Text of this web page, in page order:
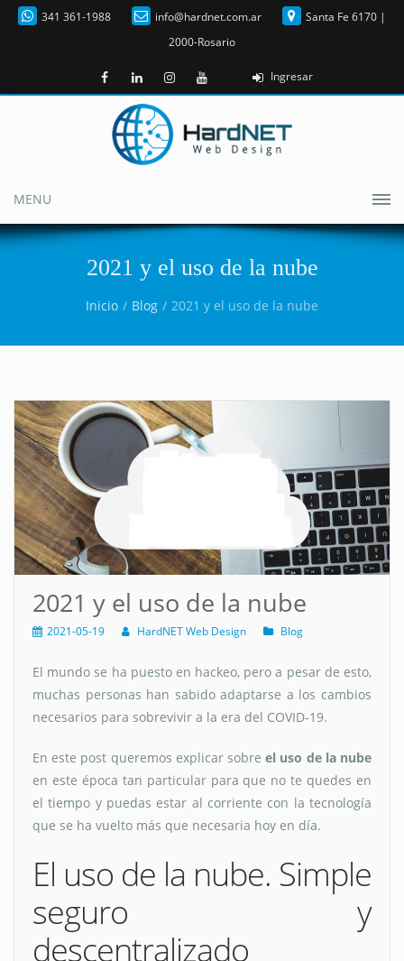
341 361-1988 info@hardnet.com.ar
Santa Fe 6170 |
2000-Rosario
Ingresar
MENU
2021 y el uso de la nube
Inicio Blog 2021 y el uso de la nube
2021 y el uso de la nube
2021-05-19 HardNET Web Design Blog
El mundo se ha puesto en hackeo, pero a pesar de esto,
muchas personas han sabido adaptarse a los cambios
necesarios para sobrevivir a la era del COVID-19.
En este post queremos explicar sobre el uso de la nube
en este época tan particular para que no te quedes en
el tiempo y puedas estar al corriente con la tecnología
que se ha vuelto más que necesaria hoy en día.
El uso de la nube. Simple
seguro y
descentralizado